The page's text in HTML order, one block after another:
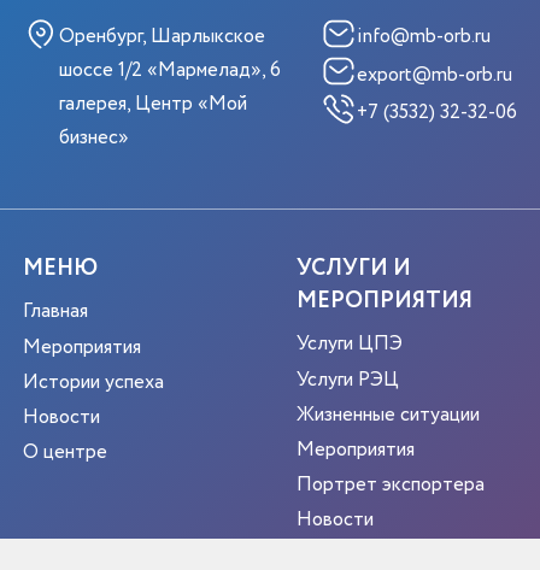
Оренбург, Шарлыкское
шоссе 1/2 «Мармелад», 6
галерея, Центр «Мой
бизнес»
info@mb-orb.ru
export@mb-orb.ru
+7 (3532) 32-32-06
МЕНЮ
Главная
Мероприятия
Истории успеха
Новости
О центре
УСЛУГИ И
МЕРОПРИЯТИЯ
Услуги ЦПЭ
Услуги РЭЦ
Жизненные ситуации
Мероприятия
Портрет экспортера
Новости